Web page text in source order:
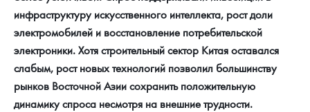
инфраструктуру искусственного интеллекта, рост доли
электромобилей и восстановление потребительской
электроники. Хотя строительный сектор Китая оставался
слабым, рост новых технологий позволил большинству
рынков Восточной Азии сохранить положительную
динамику спроса несмотря на внешние трудности.